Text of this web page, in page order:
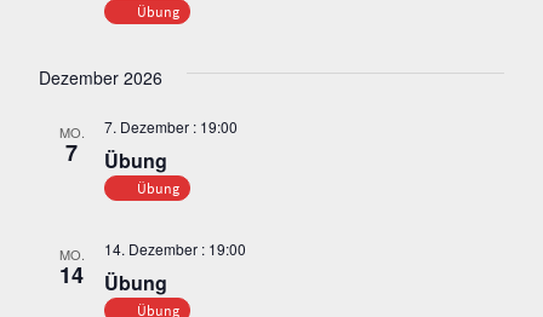
Übung
Dezember 2026
MO.
7 Übung
7. Dezember : 19:00
Übung
MO.
14 Übung
14. Dezember : 19:00
Übung